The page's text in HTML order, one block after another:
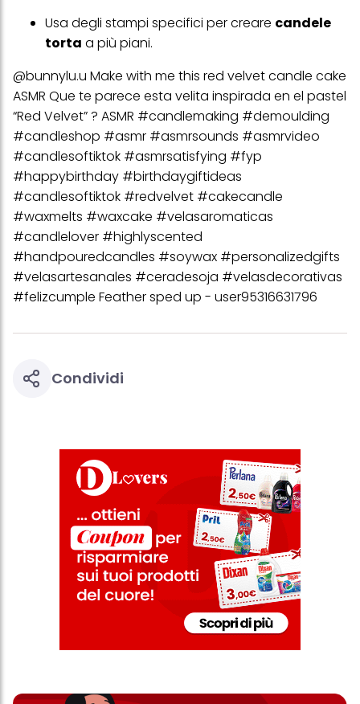
Usa degli stampi specifici per creare candele
torta a più piani.
@bunnylu.u Make with me this red velvet candle cake
ASMR Que te parece esta velita inspirada en el pastel
“Red Velvet” ? ASMR #candlemaking #demoulding
#candleshop #asmr #asmrsounds #asmrvideo
#candlesoftiktok #asmrsatisfying #fyp
#happybirthday #birthdaygiftideas
#candlesoftiktok #redvelvet #cakecandle
#waxmelts #waxcake #velasaromaticas
#candlelover #highlyscented
#handpouredcandles #soywax #personalizedgifts
#velasartesanales #ceradesoja #velasdecorativas
#felizcumple Feather sped up - user95316631796
Condividi
Se fai clic su "Modifica" potrai trovare maggiori informazioni sul
trattamento dei tuoi dati / sull'uso dei cookie e consentirli per uno o
più degli scopi sopra menzionati. Cliccando su "Accetta tutto",
personali per tutte le finalità sopra indicate. Se fai clic su "Rifiuta",
verranno utilizzati solo i cookie tecnicamente necessari per fornirti
questo sito web.